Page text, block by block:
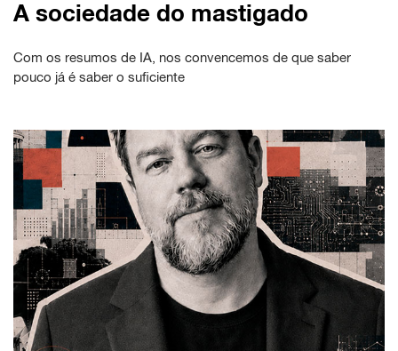
A sociedade do mastigado
Com os resumos de IA, nos convencemos de que saber
pouco já é saber o suficiente